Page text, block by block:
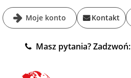
Moje konto Kontakt
Masz pytania? Zadzwoń: